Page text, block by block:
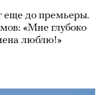
еще до премьеры.
«Мне глубоко
люблю!»